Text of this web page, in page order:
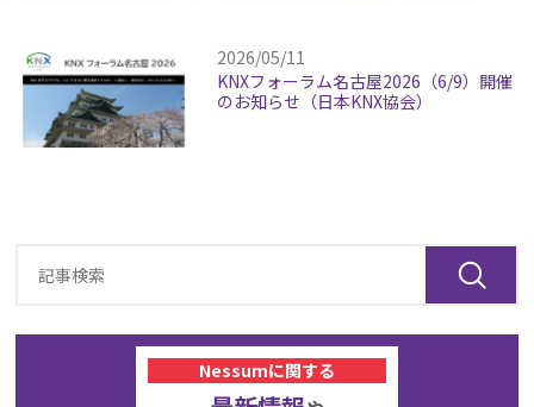
2026/05/11
KNXフォーラム名古屋2026（6/9）開催
のお知らせ（日本KNX協会）
Nessumに関する